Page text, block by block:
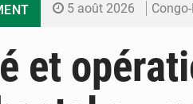
5 août 2026 Congo-
5 août 2026
et